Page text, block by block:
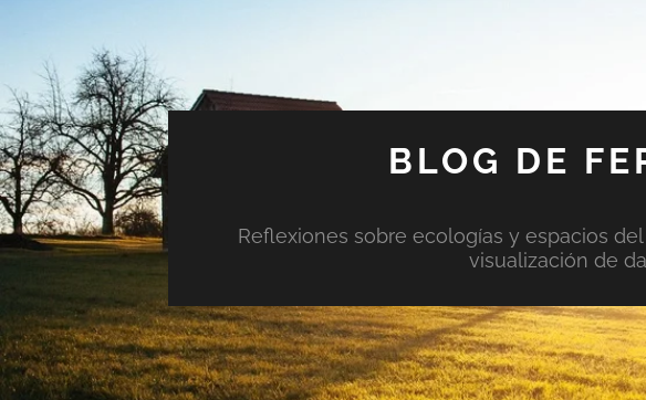
BLOG DE
Reflexiones sobre ecologías y espacios
visualización de